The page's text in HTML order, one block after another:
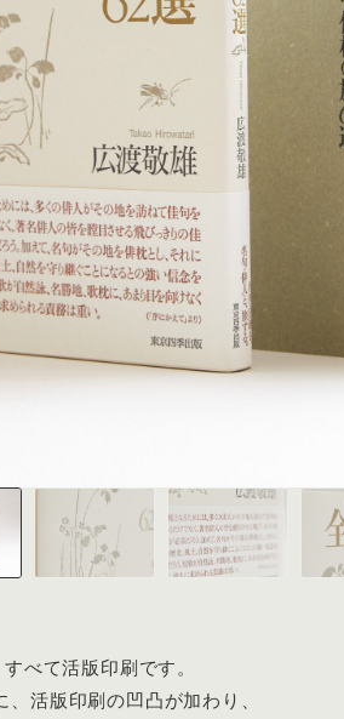
べて活版印刷です。
活版印刷の凹凸が加わり、